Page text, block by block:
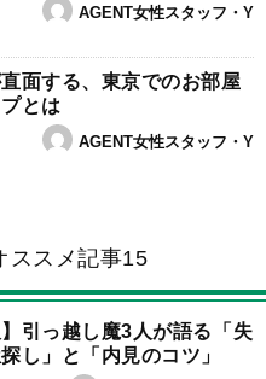
AGENT女性スタッフ・Y
直面する、東京でのお部屋
とは
AGENT女性スタッフ・Y
ススメ記事15
】引っ越し魔3人が語る「失
し」と「内見のコツ」